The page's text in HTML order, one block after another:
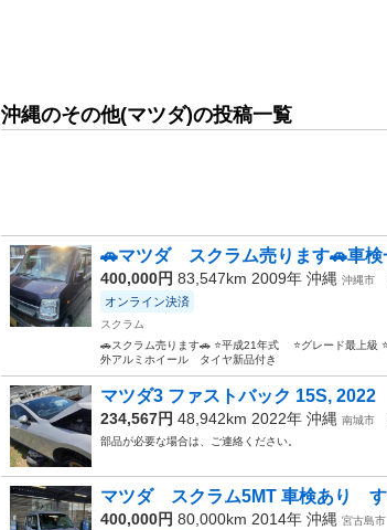
沖縄のその他(マツダ)の投稿一覧
🚗マツダ スクラム売ります🚗車検
400,000円 83,547km 2009年 沖縄 沖縄市
オンライン決済
スクラム
🚗スクラム売ります🚗 ⭐️平成21年式 ⭐️グレード最上級
外アルミホイール タイヤ新品付き
マツダ3 ファストバック 15S, 2022
234,567円 48,942km 2022年 沖縄 南城市
部品が必要な場合は、ご連絡ください。
マツダ スクラム5MT 車検あり
400,000円 80,000km 2014年 沖縄 宮古島市